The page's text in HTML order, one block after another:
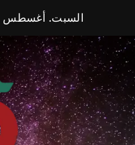
content
السبت. أغسطس 8th, 2026